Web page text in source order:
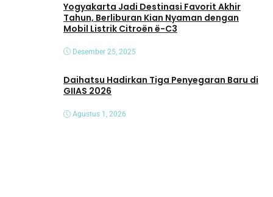
Yogyakarta Jadi Destinasi Favorit Akhir
Tahun, Berliburan Kian Nyaman dengan
Mobil Listrik Citroën ë-C3
Desember 25, 2025
Daihatsu Hadirkan Tiga Penyegaran Baru di
GIIAS 2026
Agustus 1, 2026